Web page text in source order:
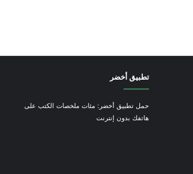
تطبيق أخضر
حمل تطبيق أخضر: مئات ملخصات الكتب على
هاتفك بدون إنترنت